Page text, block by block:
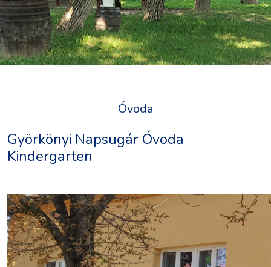
Óvoda
Györkönyi Napsugár Óvoda
Kindergarten